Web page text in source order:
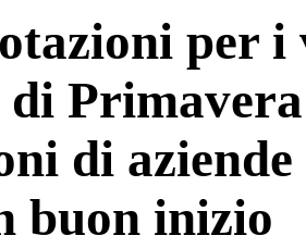
per i
di
buon inizio